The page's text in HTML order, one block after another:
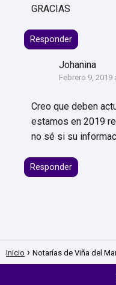
GRACIAS
Responder
Johanina
Febrero 9, 2019
Creo que deben
estamos en 2019
no sé si su
Responder
Inicio Notarías de Viña del